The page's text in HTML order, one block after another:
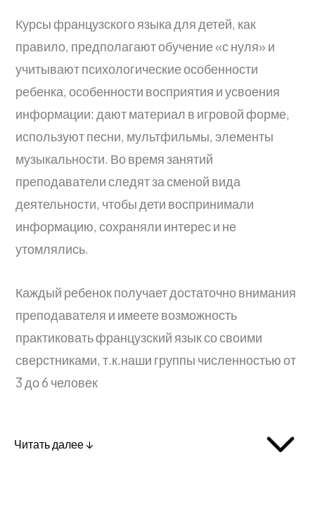
Курсы французского языка для детей, как
правило, предполагают обучение «с нуля» и
учитывают психологические особенности
ребенка, особенности восприятия и усвоения
информации: дают материал в игровой форме,
используют песни, мультфильмы, элементы
музыкальности. Во время занятий
преподаватели следят за сменой вида
деятельности, чтобы дети воспринимали
информацию, сохраняли интерес и не
утомлялись.
Каждый ребенок получает достаточно внимания
преподавателя и имеете возможность
практиковать французский язык со своими
сверстниками, т.к.наши группы численностью от
3 до 6 человек
Читать далее ↓